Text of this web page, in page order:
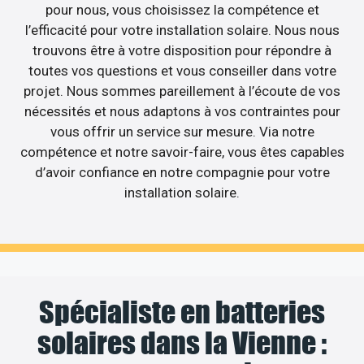
pour nous, vous choisissez la compétence et
l’efficacité pour votre installation solaire. Nous nous
trouvons être à votre disposition pour répondre à
toutes vos questions et vous conseiller dans votre
projet. Nous sommes pareillement à l’écoute de vos
nécessités et nous adaptons à vos contraintes pour
vous offrir un service sur mesure. Via notre
compétence et notre savoir-faire, vous êtes capables
d’avoir confiance en notre compagnie pour votre
installation solaire.
Spécialiste en batteries
solaires dans la Vienne :